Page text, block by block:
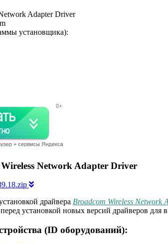
Adapter Driver
установщика):
Network Adapter Driver
драйвера Broadcom Wireless Network
установкой новых версий драйверов для
(ID оборудований):